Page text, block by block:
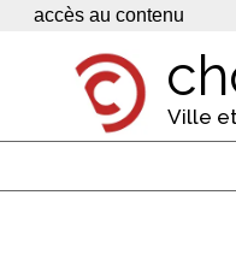
Panneau de gestion des cookies
accès au contenu
Ville